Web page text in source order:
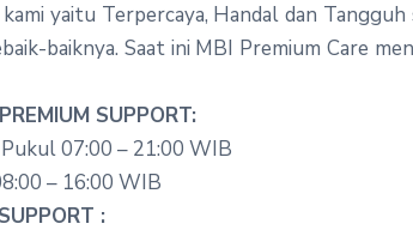
yaitu Terpercaya, Handal dan
baiknya. Saat ini MBI Premium Care
SUPPORT:
07:00 – 21:00 WIB
– 16:00 WIB
: